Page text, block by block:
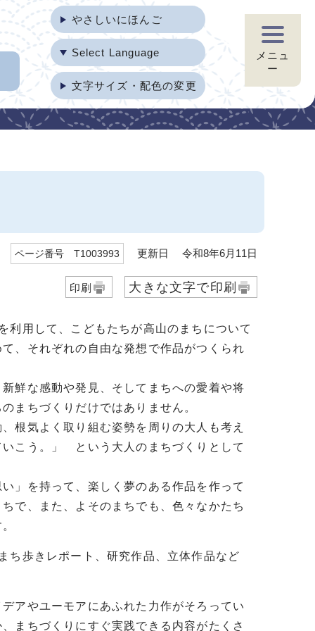
やさしいにほんご
Select Language
文字サイズ・配色の変更
メニュ
ー
ページ番号 T1003993 更新日 令和8年6月11日
印刷 大きな文字で印刷
利用して、こどもたちが高山のまちについて
、それぞれの自由な発想で作品がつくられ
鮮な感動や発見、そしてまちへの愛着や将
まちづくりだけではありません。
根気よく取り組む姿勢を周りの大人も考え
こう。」 という大人のまちづくりとして
」を持って、楽しく夢のある作品を作って
で、また、よそのまちでも、色々なかたち
ち歩きレポート、研究作品、立体作品など
アやユーモアにあふれた力作がそろってい
まちづくりにすぐ実践できる内容がたくさ